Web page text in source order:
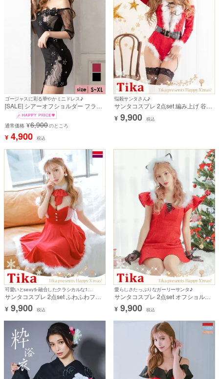
ゴージャスに彩る華やかミニドレス♪
[SALE] シアーオフショルダー フラワ
ー刺繍 ビジュー アシンメトリー 袖あ
り 五分袖 タイトミニドレス (Sサイズ
～XLサイズ) (みゆう/キャバドレス着
用)
通常価格 ¥6,900のところ
¥ 4,900 税込
悩殺サンタさん♪
サンタコスプレ 2点set 編み上げ 谷間
ふわふわファー ハイレグ [オールイン
ワン+ベルト]
¥ 9,900 税込
サンタコスプレ 2点set ふわふわファ
ー付き バストカットフレアスカート
クラシカルガーリードレス [ワンピー
¥ 9,900 税込
愛らしさたっぷりなガーリーサンタ♪
サンタコスプレ 2点set オフショルバ
ストレースアップツイードふわふわラ
メ猫アニマルドレス [ワンピース+サ
¥ 9,900 税込